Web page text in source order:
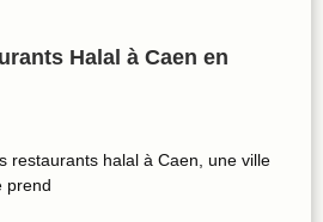
Halal à Caen en
restaurants halal à Caen, une ville
prend